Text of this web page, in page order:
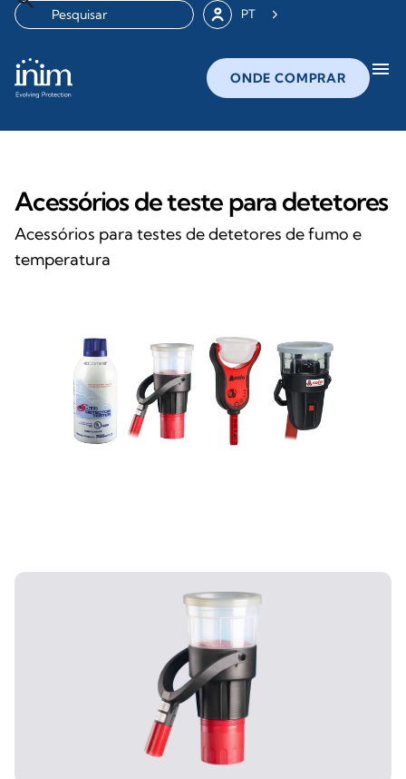
PT
ONDE COMPRAR menu
Acessórios de teste para detetores
Acessórios para testes de detetores de fumo e
temperatura